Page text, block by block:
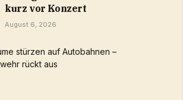
kurz vor Konzert
August 6, 2026